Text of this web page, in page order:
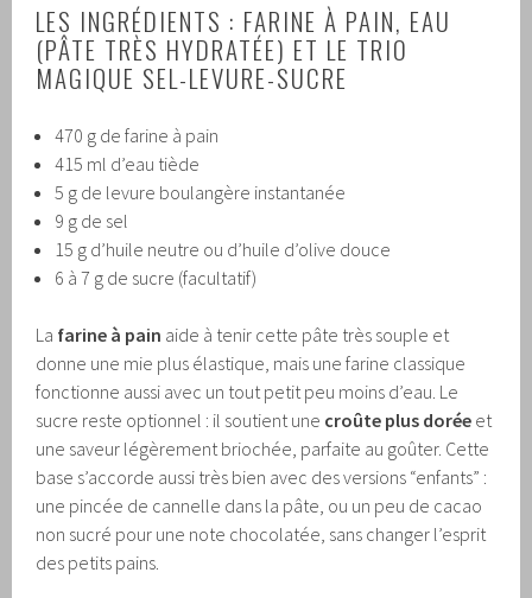
LES INGRÉDIENTS : FARINE À PAIN, EAU
(PÂTE TRÈS HYDRATÉE) ET LE TRIO
MAGIQUE SEL-LEVURE-SUCRE
470 g de farine à pain
415 ml d’eau tiède
5 g de levure boulangère instantanée
9 g de sel
15 g d’huile neutre ou d’huile d’olive douce
6 à 7 g de sucre (facultatif)
La farine à pain aide à tenir cette pâte très souple et
donne une mie plus élastique, mais une farine classique
fonctionne aussi avec un tout petit peu moins d’eau. Le
sucre reste optionnel : il soutient une croûte plus dorée et
une saveur légèrement briochée, parfaite au goûter. Cette
base s’accorde aussi très bien avec des versions “enfants” :
une pincée de cannelle dans la pâte, ou un peu de cacao
non sucré pour une note chocolatée, sans changer l’esprit
des petits pains.